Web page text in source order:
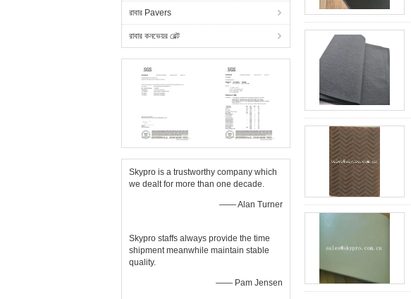
রাবার Pavers
রাবার কনভেয়র বেল্ট
Skypro is a trustworthy company which
we dealt for more than one decade.
—— Alan Turner
Skypro staffs always provide the time
shipment meanwhile maintain stable
quality.
—— Pam Jensen